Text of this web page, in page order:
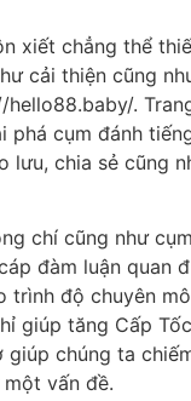
xiết chẳng thể
cải thiện cũng
.
phá cụm đánh
lưu, chia sẻ cũng
chí cũng như
đàm luận quan
trình độ chuyên
giúp tăng Cấp
giúp chúng ta
vấn đề.